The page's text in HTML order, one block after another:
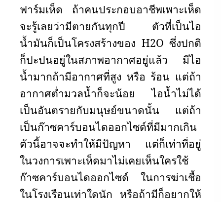
ฟาร์มเห็ด ถ้าคนประกอบอาชีพเพาะเห็ด
จะรู้เลยว่ามีตายกันทุกปี ตัวที่เป็นไอ
น้ำมันก็เป็นโครงสร้างของ H2O ซึ่งปกติ
ก็ปะปนอยู่ในสภาพอากาศอยู่แล้ว มีไอ
น้ำมากถ้ามีอากาศที่สูง หรือ ร้อน แต่ถ้า
อากาศต่ำมวลน้ำก็จะน้อย ไอน้ำไม่ได้
เป็นอันตรายกับมนุษย์ขนาดนั้น แต่ถ้า
เป็นก๊าซคาร์บอนไดออกไซด์ที่มีมากเกิน
ตัวนี้อาจจะทำให้มีปัญหา แต่ก็เท่าที่อยู่
ในวงการเพาะเห็ดมาไม่เคยเห็นใครใช้
ก๊าซคาร์บอนไดออกไซด์ ในการฆ่าเชื้อ
ในโรงเรือนเท่าใดนัก หรือถ้ามีก็อยากให้